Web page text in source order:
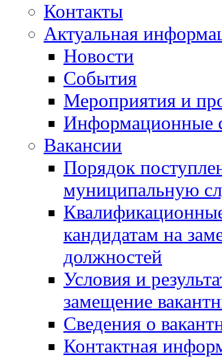
Контакты
Актуальная
Новости
События
Мероприятия и
Информационные
Вакансии
Порядок
муниципальную
кандидатам на
должностей
Условия и
замещение
Сведения о
Контактная